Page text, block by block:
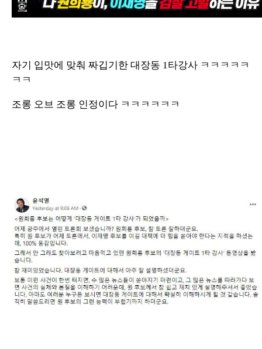
자기 입맛에 맞춰 짜깁기한 대장동 1타강사 ㅋㅋㅋㅋㅋ
ㅋㅋ
조롱 오브 조롱 인정이다 ㅋㅋㅋㅋㅋㅋ